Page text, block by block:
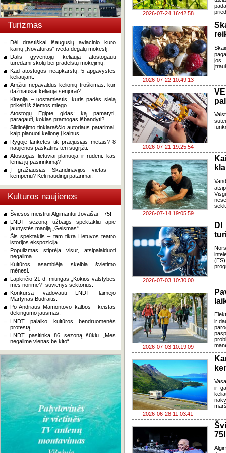
Turizmas
Dėl drastiškai išaugusių aviacinio kuro
kainų „Novaturas“ įveda degalų mokestį.
Dalis gyventojų keliauja atostogauti
turėdami skolų bei pradelstų mokėjimų.
Kad atostogos neapkarstų: 5 apgavystės
keliaujant.
Amžiui nepavaldus kelionių troškimas: kur
dažniausiai keliauja senjorai?
Kirenija – uostamiestis, kuris padės sielą
prikelti iš žiemos miego.
Atostogų Egipte gidas: ką pamatyti,
paragauti, kokias pramogas išbandyti?
Slidinėjimo tinklaraščio autoriaus patarimai,
kaip planuoti kelionę į kalnus.
Rygoje lankėtės tik praėjusiais metais? 8
naujienos paskatins ten sugrįžti.
Atostogas lietuviai planuoja ir rudenį: kas
lemia jų pasirinkimą?
Į gražiausias Skandinavijos vietas –
kemperiu? Keli naudingi patarimai.
Kultūros naujienos
Šviesos meistrui Algimantui Jovaišai – 75!
LNDT sezoną užbaigs spektakliu apie
jaunystės maniją „Geismas“.
Šis spektaklis – tam tikra Lietuvos teatro
istorijos ekspozicija.
Populizmas stiprėja visur, atsipalaiduoti
negalima.
Kultūros asamblėja skelbia švietimo
mėnesį.
Lapkričio 21 d. mitingas „Kokios valstybės
mes norime?“ suvienys sektorius.
Konkursą vadovauti LNDT laimėjo
Martynas Budraitis.
Po Andriaus Mamontovo kalbos - keistas
dėkingumo jausmas.
LNDT palaiko kultūros bendruomenės
protestą.
LNDT pasitinka 86 sezoną šūkiu „Mes
negalime vienas be kito“.
2026-07-24 16:42:58
2026-07-22 10:49:13
jos
2026-07-21 19:25:54
2026-07-14 19:05:59
2026-07-03 10:30:00
2026-07-03 10:19:09
ir
2026-06-28 11:03:41
ir
75!